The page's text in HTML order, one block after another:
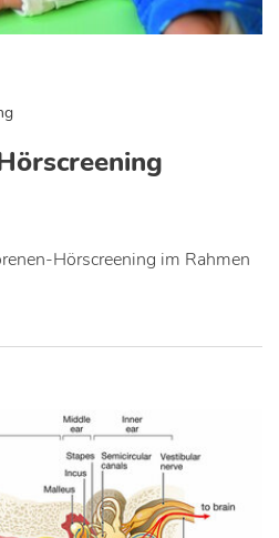
Hörscreening im Rahmen